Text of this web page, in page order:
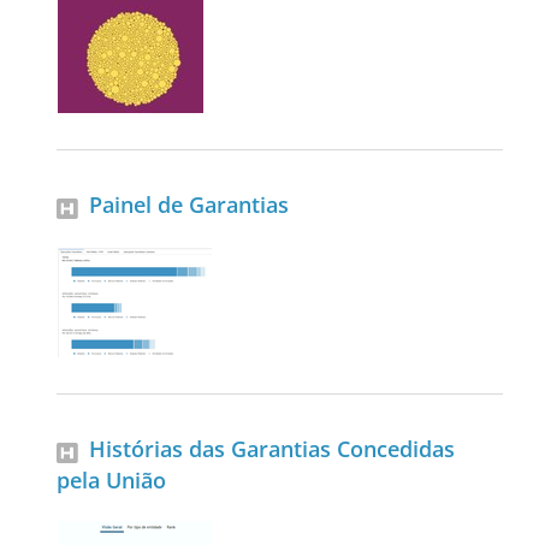
Painel de Garantias
Histórias das Garantias Concedidas
pela União